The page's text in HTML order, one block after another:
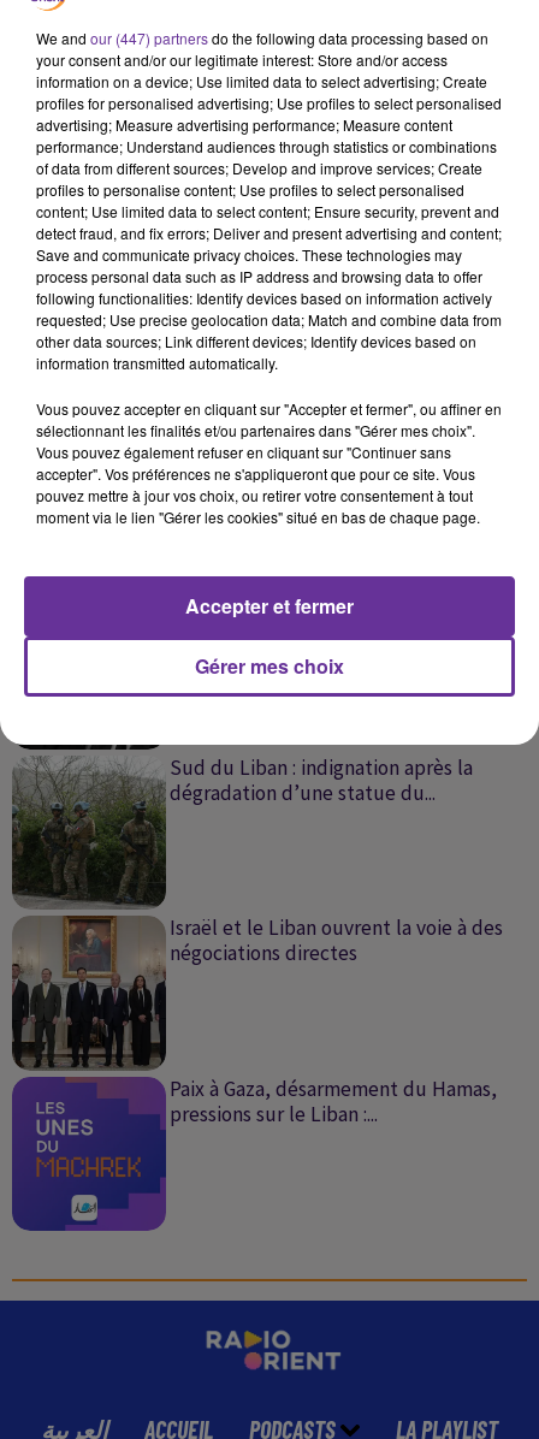
LE JOURNAL DU LIBAN DU SOIR DU 8/07/24
0:00 12 min 5 sec
SUR LE MÊME SUJET
Liban-Israël : de nouveaux pourparlers
pour consolider l'accord de...
Liban- Israël : les négociations, une
Sud du Liban : indignation après la
dégradation d’une statue du...
Israël et le Liban ouvrent la voie à des
négociations directes
Paix à Gaza, désarmement du Hamas,
pressions sur le Liban :...
العربية ACCUEIL PODCASTS LA PLAYLIST
We and our (447) partnersdo the following data processing based on
your consent and/or our legitimate interest: Store and/or access
information on a device; Use limited data to select advertising; Create
profiles for personalised advertising; Use profiles to select personalised
advertising; Measure advertising performance; Measure content
performance; Understand audiences through statistics or combinations
of data from different sources; Develop and improve services; Create
profiles to personalise content; Use profiles to select personalised
content; Use limited data to select content; Ensure security, prevent and
detect fraud, and fix errors; Deliver and present advertising and content;
Save and communicate privacy choices. These technologies may
process personal data such as IP address and browsing data to offer
following functionalities: Identify devices based on information actively
requested; Use precise geolocation data; Match and combine data from
other data sources; Link different devices; Identify devices based on
information transmitted automatically.
Vous pouvez accepter en cliquant sur "Accepter et fermer", ou affiner en
sélectionnant les finalités et/ou partenaires dans "Gérer mes choix".
Vous pouvez également refuser en cliquant sur "Continuer sans
accepter". Vos préférences ne s'appliqueront que pour ce site. Vous
pouvez mettre à jour vos choix, ou retirer votre consentement à tout
moment via le lien "Gérer les cookies" situé en bas de chaque page.
Gérer mes choix
Accepter et fermer